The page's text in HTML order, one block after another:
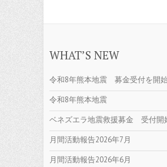
WHAT’S NEW
令和8年熊本地震 募金受付を開
令和8年熊本地震
ベネズエラ地震救援募金 受付開
月間活動報告2026年7月
月間活動報告2026年6月